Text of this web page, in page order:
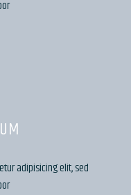
adipisicing elit, sed